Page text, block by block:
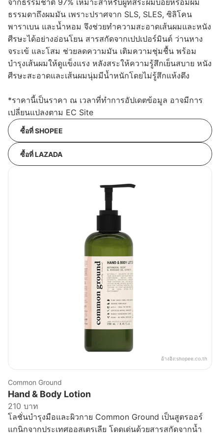
จากธรรมชาติ 97% เหมาะสำหรับผู้ที่สระผมบ่อยหรือมีผม
ธรรมดาถึงผมมัน เพราะปราศจาก SLS, SLES, ซิลิโคน
พาราเบน และน้ำหอม จึงช่วยทำความสะอาดเส้นผมและหนัง
ศีรษะได้อย่างอ่อนโยน สารสกัดจากเปปเปอร์มินต์ ว่านหาง
จระเข้ และโสม ช่วยลดความมัน เติมความชุ่มชื้น พร้อม
บำรุงเส้นผมให้ดูแข็งแรง หลังสระให้ความรู้สึกเย็นสบาย หนัง
ศีรษะสะอาดและเส้นผมนุ่มมีน้ำหนักโดยไม่รู้สึกแห้งตึง
*ราคานี้เป็นราคา ณ เวลาที่ทำการอัปเดตข้อมูล อาจมีการ
เปลี่ยนแปลงตาม EC Site
ซื้อที่ SHOPEE
ซื้อที่ LAZADA
อ้างอิง:shopee.co.th
Common Ground
Hand & Body Lotion
210 บาท
โลชั่นบำรุงมือและผิวกาย Common Ground เป็นสูตรออร์
แกนิกจากประเทศออสเตรเลีย โดดเด่นด้วยสารสกัดจากน้ำ